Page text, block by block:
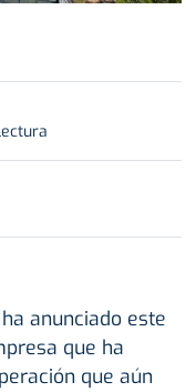
anunciado este
que ha
que aún